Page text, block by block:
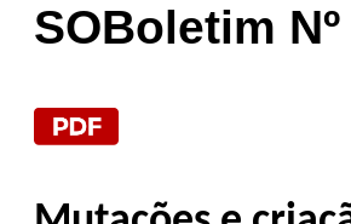
SOBoletim